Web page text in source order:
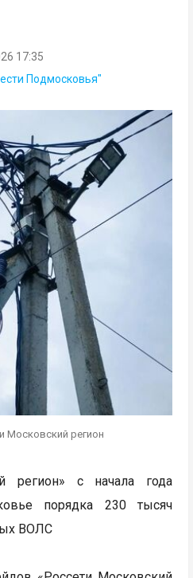
17:35
Подмосковья"
Московский регион
регион» с начала года
порядка 230 тысяч
ВОЛС